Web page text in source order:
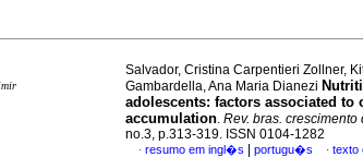
Salvador, Cristina Carpentieri Zollner,
Gambardella, Ana Maria Dianezi
adolescents: factors associated to
accumulation. Rev. bras. crescimento
no.3, p.313-319. ISSN 0104-1282
· resumo em ingl�s portugu�s · texto